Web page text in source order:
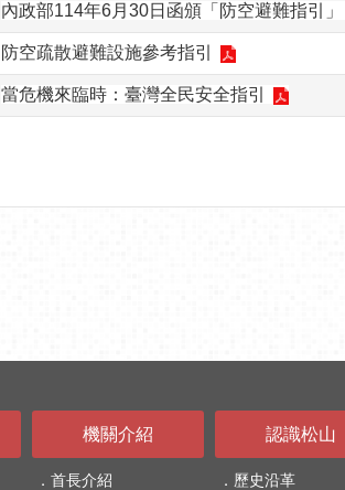
內政部114年6月30日函頒「防空避難指引」
防空疏散避難設施參考指引
當危機來臨時：臺灣全民安全指引
機關介紹
首長介紹
認識松山
歷史沿革